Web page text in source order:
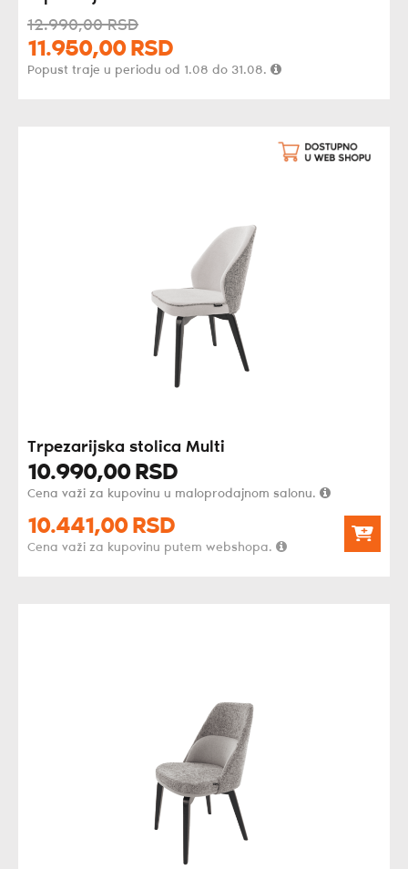
12.990,00 RSD
11.950,00 RSD
Popust traje u periodu od 1.08 do 31.08.
Trpezarijska stolica Multi
10.990,00 RSD
Cena važi za kupovinu u maloprodajnom salonu.
10.441,00 RSD
Cena važi za kupovinu putem webshopa.